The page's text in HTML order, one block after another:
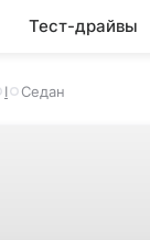
Тест-драйвы
I Седан